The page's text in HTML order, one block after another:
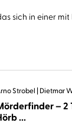
sich in einer
Strobel Dietmar
– 2
...